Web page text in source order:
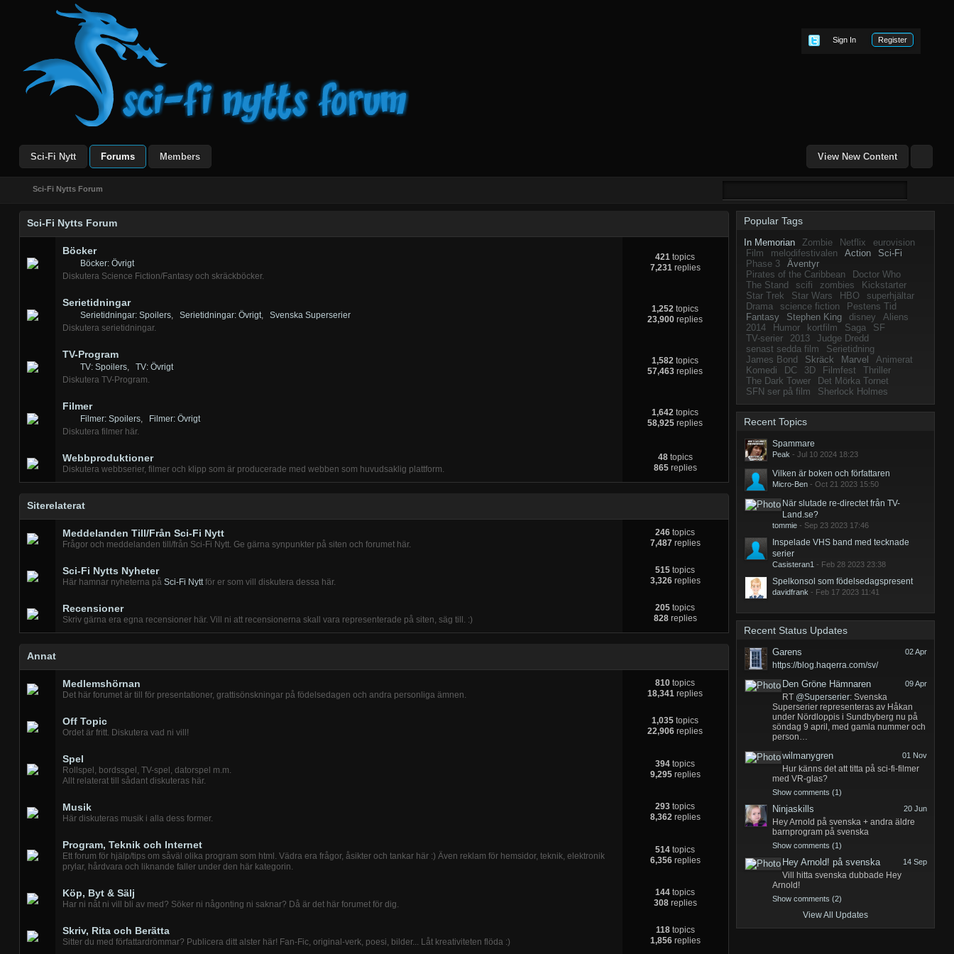
Sign In Register
View New Content
Sci-Fi Nytt Forums Members
Sci-Fi Nytts Forum
Sci-Fi Nytts Forum
Böcker
Böcker: Övrigt
Diskutera Science Fiction/Fantasy och skräckböcker.
421 topics
7,231replies
Serietidningar
Serietidningar: Spoilers, Serietidningar: Övrigt,
Svenska Superserier
Diskutera serietidningar.
1,252 topics
23,900 replies
TV-Program
TV: Spoilers,
TV: Övrigt
Diskutera TV-Program.
1,582 topics
57,463 replies
Filmer
Filmer: Spoilers,
Filmer: Övrigt
Diskutera filmer här.
1,642 topics
58,925 replies
Webbproduktioner
Diskutera webbserier, filmer och klipp som är producerade med webben som huvudsaklig plattform.
48topics
865replies
Siterelaterat
Meddelanden Till/Från Sci-Fi Nytt
Frågor och meddelanden till/från Sci-Fi Nytt. Ge gärna synpunkter på siten och forumet här.
246 topics
7,487replies
Sci-Fi Nytts Nyheter
Här hamnar nyheterna på Sci-Fi Nyttför er som vill diskutera dessa här.
515 topics
3,326replies
Recensioner
Skriv gärna era egna recensioner här. Vill ni att recensionerna skall vara representerade på siten, säg till. :)
205 topics
828replies
Annat
Medlemshörnan
Det här forumet är till för presentationer, grattisönskningar på födelsedagen och andra personliga ämnen.
810 topics
18,341 replies
Off Topic
Ordet är fritt. Diskutera vad ni vill!
1,035 topics
22,906 replies
Spel
Rollspel, bordsspel, TV-spel, datorspel m.m.
Allt relaterat till sådant diskuteras här.
394 topics
9,295replies
Musik
Här diskuteras musik i alla dess former.
293 topics
8,362replies
Program, Teknik och Internet
Ett forum för hjälp/tips om såväl olika program som html. Vädra era frågor, åsikter och tankar här :) Även reklam för hemsidor, teknik, elektronik
prylar, hårdvara och liknande faller under den här kategorin.
514 topics
6,356replies
Köp, Byt & Sälj
Har ni nåt ni vill bli av med? Söker ni någonting ni saknar? Då är det här forumet för dig.
144 topics
308replies
Skriv, Rita och Berätta
Sitter du med författardrömmar? Publicera ditt alster här! Fan-Fic, original-verk, poesi, bilder... Låt kreativiteten flöda :)
118topics
1,856replies
Popular Tags
In Memorian Zombie Netflix
eurovision
Film
melodifestivalen Action
Sci-Fi
Phase 3
Äventyr
Pirates of the Caribbean
Doctor Who
The Stand
scifi zombies
Kickstarter
Star Trek
Star Wars HBO
superhjältar
Drama
science fiction
Pestens Tid
Fantasy
Stephen King disney
Aliens
2014
Humor kortfilm Saga
SF
TV-serier
2013
Judge Dredd
senast sedda film
Serietidning
James Bond
Skräck Marvel
Animerat
Komedi
DC 3D Filmfest
Thriller
The Dark Tower
Det Mörka Tornet
SFN ser på film
Sherlock Holmes
Recent Topics
Spammare
Peak - Jul 10 2024 18:23
Vilken är boken och författaren
Micro-Ben - Oct 21 2023 15:50
När slutade re-directet från TV-
Land.se?
tommie - Sep 23 2023 17:46
Inspelade VHS band med tecknade
serier
Casisteran1 - Feb 28 2023 23:38
Spelkonsol som födelsedagspresent
davidfrank - Feb 17 2023 11:41
Recent Status Updates
02 Apr
Garens
https://blog.haqerra.com/sv/
09 Apr
Den Gröne Hämnaren
RT @Superserier: Svenska
Superserier representeras av Håkan
under Nördloppis i Sundbyberg nu på
söndag 9 april, med gamla nummer och
person…
01 Nov
wilmanygren
Hur känns det att titta på sci-fi-filmer
med VR-glas?
Show comments (1)
20 Jun
Ninjaskills
Hey Arnold på svenska + andra äldre
barnprogram på svenska
Show comments (1)
14 Sep
Hey Arnold! på svenska
Vill hitta svenska dubbade Hey
Arnold!
Show comments (2)
View All Updates